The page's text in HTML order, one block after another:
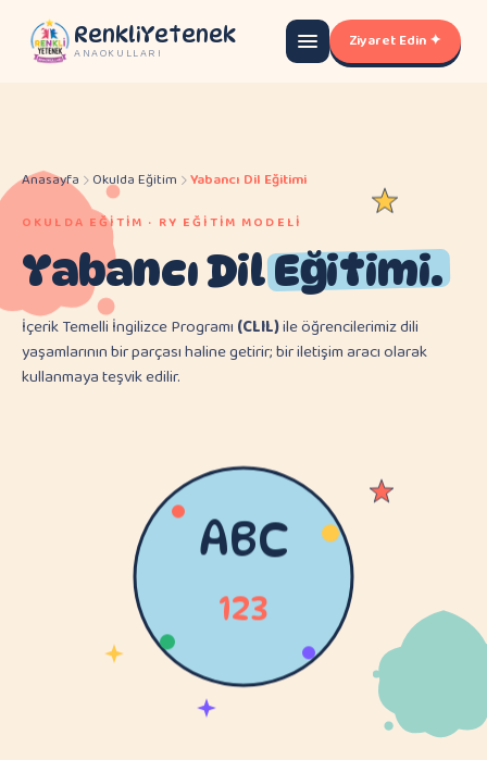
RenkliYetenek
ANAOKULLARI
Ziyaret Edin ✦
Anasayfa Okulda Eğitim Yabancı Dil Eğitimi
OKULDA EĞITIM · RY EĞITIM MODELI
Yabancı DilEğitimi.
İçerik Temelli İngilizce Programı (CLIL)ile öğrencilerimiz dili
yaşamlarının bir parçası haline getirir; bir iletişim aracı olarak
kullanmaya teşvik edilir.
ABC
123